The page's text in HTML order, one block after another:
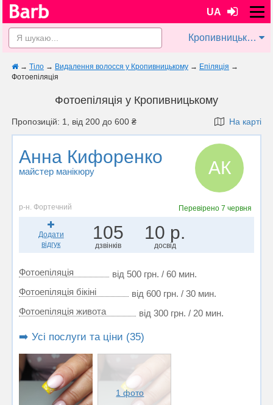
UA
Кропивницький
→ Тіло → Видалення волосся у Кропивницькому → Епіляція →
Фотоепіляція
Фотоепіляція у Кропивницькому
Пропозицій: 1, від 200 до 600 ₴ На карті
Анна Кифоренко
майстер манікюру АК
р-н. Фортечний Перевірено 7 червня
Додати
відгук
105
дзвінків
10 р.
досвід
Фотоепіляція
від 500 грн. / 60 мин.
Фотоепіляція бікіні
від 600 грн. / 30 мин.
Фотоепіляція живота
від 300 грн. / 20 мин.
➡️ Усі послуги та ціни (35)
1 фото